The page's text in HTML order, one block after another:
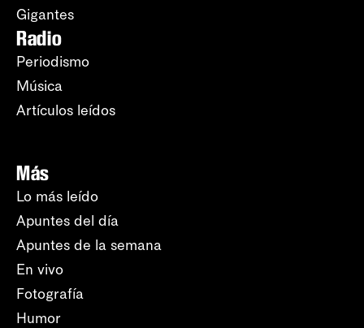
Gigantes
Radio
Periodismo
Música
Artículos leídos
Más
Lo más leído
Apuntes del día
Apuntes de la semana
En vivo
Fotografía
Humor